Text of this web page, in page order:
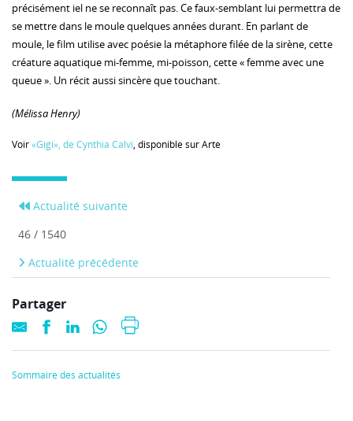
précisément iel ne se reconnaît pas. Ce faux-semblant lui permettra de
se mettre dans le moule quelques années durant. En parlant de
moule, le film utilise avec poésie la métaphore filée de la sirène, cette
créature aquatique mi-femme, mi-poisson, cette « femme avec une
queue ». Un récit aussi sincère que touchant.
(Mélissa Henry)
Voir«Gigi», de Cynthia Calvi, disponible sur Arte
Actualité suivante
46 / 1540
Actualité précédente
Partager
Sommaire des actualités